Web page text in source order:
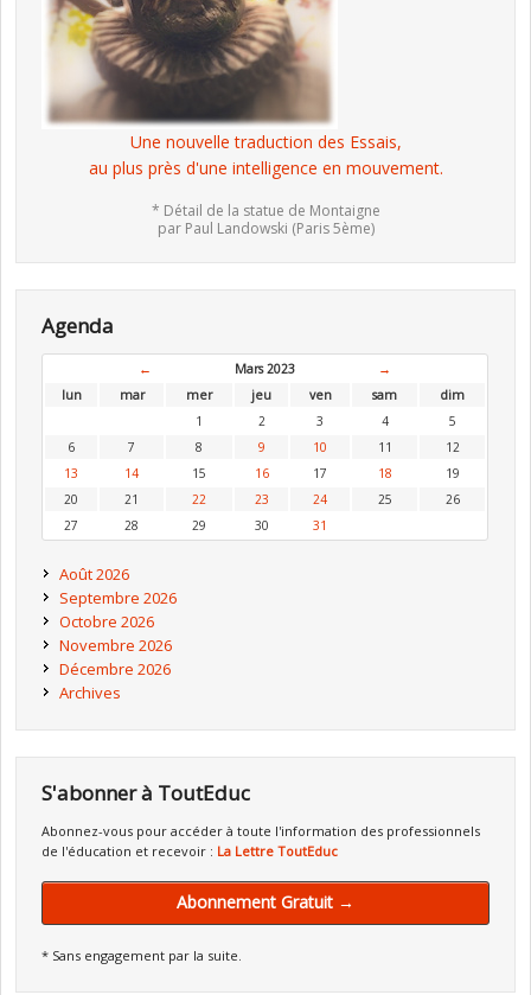
Une nouvelle traduction des Essais,
au plus près d'une intelligence en mouvement.
* Détail de la statue de Montaigne
par Paul Landowski (Paris 5ème)
Agenda
← Mars 2023
→
lun
mar mer jeu ven sam
dim
1
2 3 4
5
6
7 8 9 10 11
12
13
14 15 16 17 18
19
20
21 22 23 24 25
26
27
28 29 30 31
Août 2026
Septembre 2026
Octobre 2026
Novembre 2026
Décembre 2026
Archives
S'abonner à ToutEduc
Abonnez-vous pour accéder à toute l'information des professionnels
de l'éducation et recevoir : La Lettre ToutEduc
Abonnement Gratuit →
* Sans engagement par la suite.